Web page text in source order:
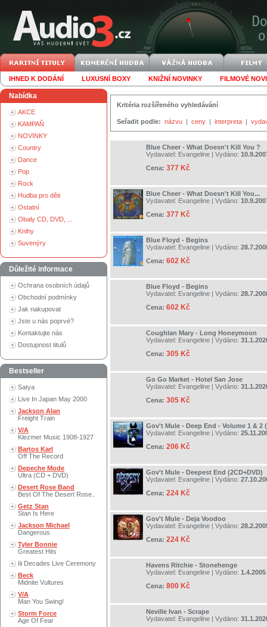
IHNED K DODÁNÍ LUXUSNÍ BOXY KNIŽNÍ NOVINKY FILMOVÉ
Nabídka
AKCE
KAMPAŇ
NOVINKY
Country
Dance
Pop
Rock
Hudba pro děti
Ostatní
Obaly CD, DVD, ...
Knihy
Suvenýry
Důležité informace
Ochrana osobních údajů
Obchodní podmínky
Jak nakupovat
Jste u nás poprvé?
Kontaktujte nás
Dostupnost titulů
Bestseller
Satya
Live In Japan May 2000
Jackson Alan
Freight Train
V/A
Klezmer Music 1908-1927
Bartos Karl
Off The Record
Depeche Mode
Ultra (CD + DVD)
Desert Rose Band
Best Of The Desert Rose..
Getz Stan
Stan Is Here
Jackson Michael
Dangerous
Tyler Bonnie
Greatest Hits
Iii Decades Live Ceremony
Beck
Midnite Vultures
V/A
Man You Swing!
Storm Force
Age Of Fear
Kritéria rozšířeného vyhledávání
Seřadit podle: názvu | ceny | interpreta |
Blue Cheer - What Doesn't Kill You ?
Vydavatel: Evangeline | Vydáno:
Cena: 377 Kč
Blue Cheer - What Doesn't Kill You...
Vydavatel: Evangeline | Vydáno:
Cena: 377 Kč
Blue Floyd - Begins
Vydavatel: Evangeline | Vydáno:
Cena: 602 Kč
Blue Floyd - Begins
Vydavatel: Evangeline | Vydáno:
Cena: 602 Kč
Coughlan Mary - Long Honeymoon
Vydavatel: Evangeline | Vydáno:
Cena: 305 Kč
Go Go Market - Hotel San Jose
Vydavatel: Evangeline | Vydáno:
Cena: 305 Kč
Gov't Mule - Deep End - Volume 1 & 2
Vydavatel: Evangeline | Vydáno:
Cena: 206 Kč
Gov't Mule - Deepest End (2CD+DVD)
Vydavatel: Evangeline | Vydáno:
Cena: 224 Kč
Gov't Mule - Deja Voodoo
Vydavatel: Evangeline | Vydáno:
Cena: 224 Kč
Havens Ritchie - Stonehenge
Vydavatel: Evangeline | Vydáno: 1.4.2005
Cena: 800 Kč
Neville Ivan - Scrape
Vydavatel: Evangeline | Vydáno: